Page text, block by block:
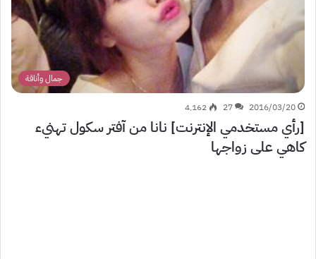
جمال وأناقة
2016/03/20
27 4٬162
[رأي مستخدمي الإنترنت] نانا من آفتر سكول تهنيء
كاهي على زواجها